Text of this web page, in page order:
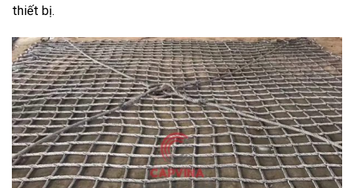
thiết bị.